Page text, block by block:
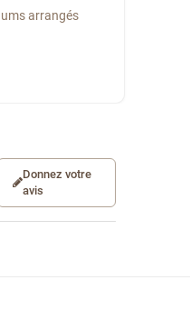
arrangés
Donnez votre
avis